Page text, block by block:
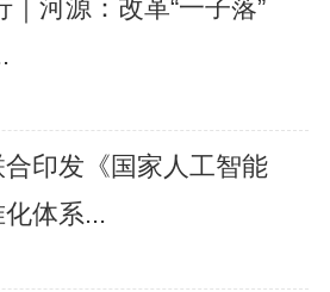
｜河源：改革“一子落”
印发《国家人工智能
体系...